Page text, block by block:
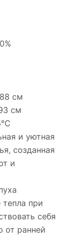
88 см
см
и уютная
созданная
и
при
себя
от ранней